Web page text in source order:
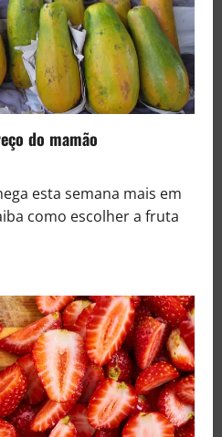
do mamão
esta semana mais em
como escolher a fruta